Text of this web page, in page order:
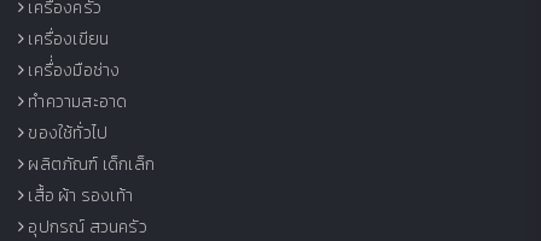
เครื่องครัว
เครื่องเขียน
เครื่่องมือช่าง
ทำความสะอาด
ของใช้ทั่วไป
ผลิตภัณฑ์ เด็กเล็ก
เสื้อ ผ้า รองเท้า
อุปกรณ์ สวนครัว